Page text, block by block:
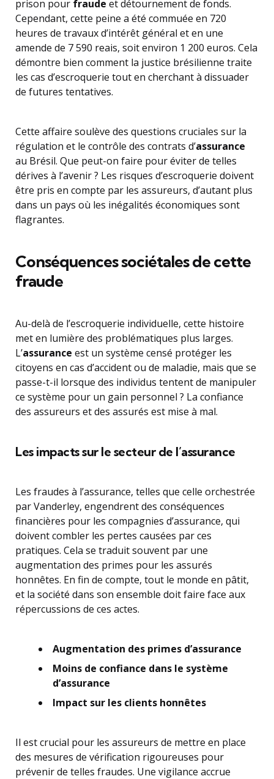
prison pour fraude et détournement de fonds.
Cependant, cette peine a été commuée en 720
heures de travaux d’intérêt général et en une
amende de 7 590 reais, soit environ 1 200 euros. Cela
démontre bien comment la justice brésilienne traite
les cas d’escroquerie tout en cherchant à dissuader
de futures tentatives.
Cette affaire soulève des questions cruciales sur la
régulation et le contrôle des contrats d’assurance
au Brésil. Que peut-on faire pour éviter de telles
dérives à l’avenir ? Les risques d’escroquerie doivent
être pris en compte par les assureurs, d’autant plus
dans un pays où les inégalités économiques sont
flagrantes.
Conséquences sociétales de cette
fraude
Au-delà de l’escroquerie individuelle, cette histoire
met en lumière des problématiques plus larges.
L’assurance est un système censé protéger les
citoyens en cas d’accident ou de maladie, mais que se
passe-t-il lorsque des individus tentent de manipuler
ce système pour un gain personnel ? La confiance
des assureurs et des assurés est mise à mal.
Les impacts sur le secteur de l’assurance
Les fraudes à l’assurance, telles que celle orchestrée
par Vanderley, engendrent des conséquences
financières pour les compagnies d’assurance, qui
doivent combler les pertes causées par ces
pratiques. Cela se traduit souvent par une
augmentation des primes pour les assurés
honnêtes. En fin de compte, tout le monde en pâtit,
et la société dans son ensemble doit faire face aux
répercussions de ces actes.
Augmentation des primes d’assurance
Moins de confiance dans le système
d’assurance
Impact sur les clients honnêtes
Il est crucial pour les assureurs de mettre en place
des mesures de vérification rigoureuses pour
prévenir de telles fraudes. Une vigilance accrue